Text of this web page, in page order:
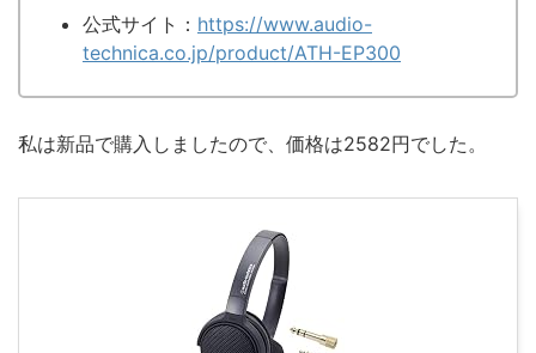
公式サイト： https://www.audio-
technica.co.jp/product/ATH-EP300
私は新品で購入しましたので、価格は2582円でした。